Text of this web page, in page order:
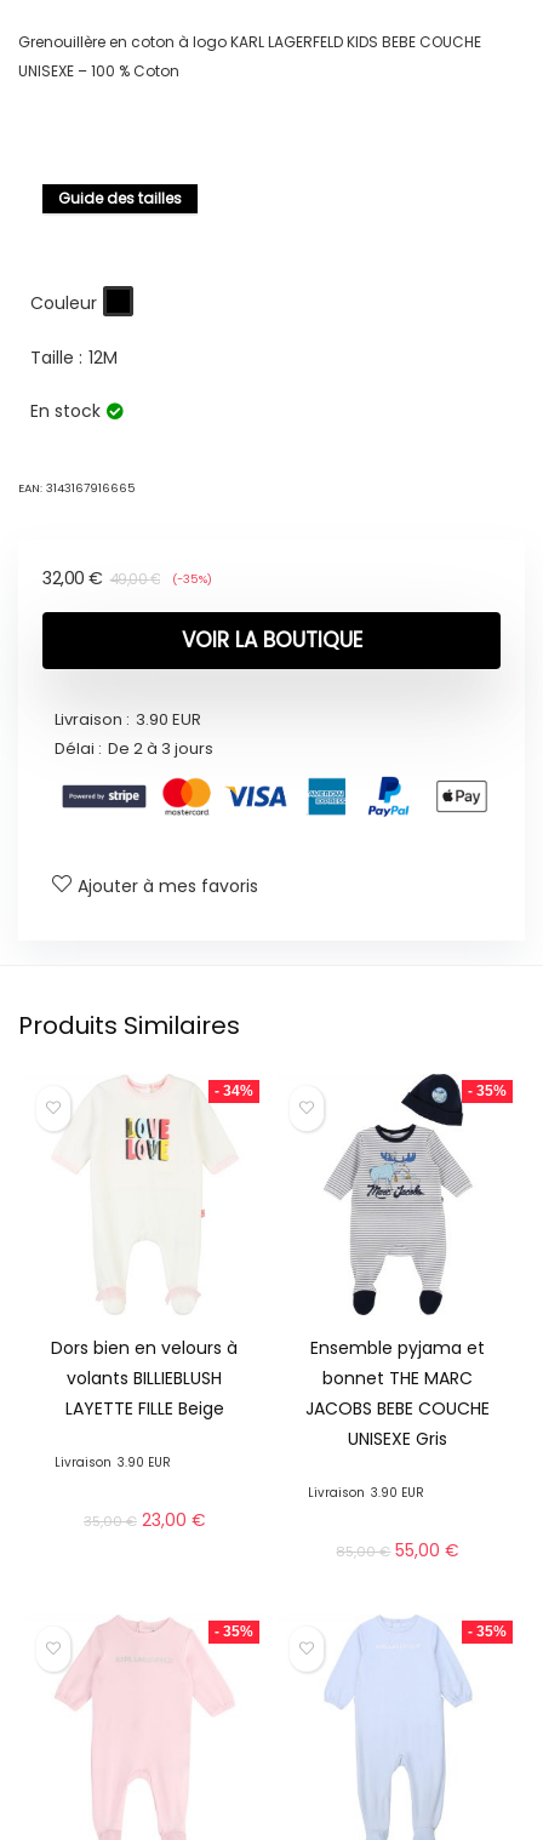
Grenouillère en coton à logo KARL LAGERFELD KIDS BEBE COUCHE
UNISEXE – 100 % Coton
Guide des tailles
Couleur
Taille : 12M
En stock
EAN: 3143167916665
49,00€
32,00 € (-35%)
VOIR LA BOUTIQUE
Livraison : 3.90 EUR
Délai : De 2 à 3 jours
Ajouter à mes favoris
Produits Similaires
- 34%
Dors bien en velours à
volants BILLIEBLUSH
LAYETTE FILLE Beige
Livraison 3.90 EUR
35,00€ 23,00 €
- 35%
Ensemble pyjama et
bonnet THE MARC
JACOBS BEBE COUCHE
UNISEXE Gris
Livraison 3.90 EUR
85,00€ 55,00€
- 35% - 35%